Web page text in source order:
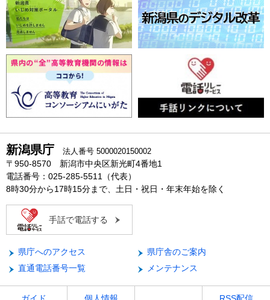
新潟県庁 法人番号 5000020150002
〒950-8570 新潟市中央区新光町4番地1
電話番号：025-285-5511（代表）
8時30分から17時15分まで、土日・祝日・年末年始を除く
手話で電話する
県庁へのアクセス
県庁舎のご案内
直通電話番号一覧
メンテナンス